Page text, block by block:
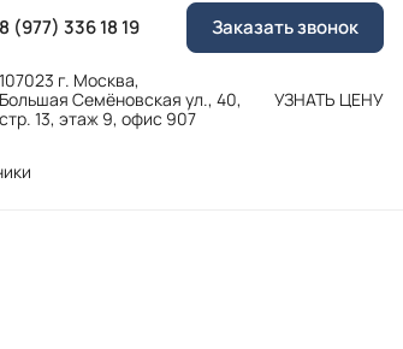
8 (977) 336 18 19 Заказать звонок
107023 г. Москва,
Большая Семёновская ул., 40,
стр. 13, этаж 9, офис 907
УЗНАТЬ ЦЕНУ